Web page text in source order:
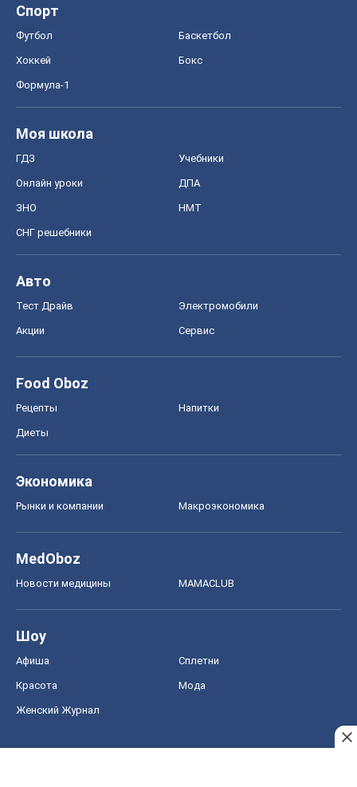
Спорт
Футбол Баскетбол
Хоккей Бокс
Формула-1
Моя школа
ГДЗ Учебники
Онлайн уроки ДПА
ЗНО НМТ
СНГ решебники
Авто
Тест Драйв Электромобили
Акции Сервис
Food Oboz
Рецепты Напитки
Диеты
Экономика
Рынки и компании Mакроэкономика
MedOboz
Новости медицины MAMACLUB
Шоу
Афиша Сплетни
Красота Мода
Женский Журнал